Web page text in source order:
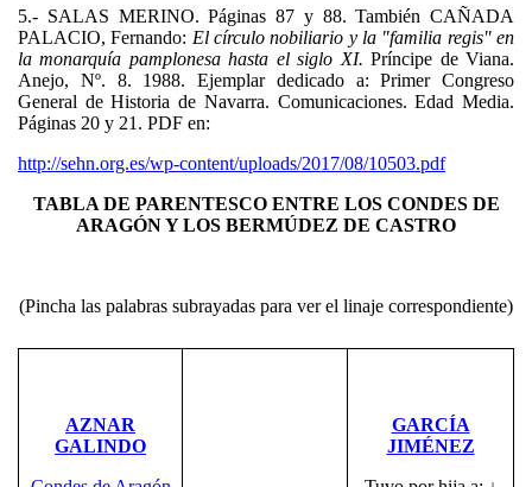
5.- SALAS MERINO. Páginas 87 y 88. También CAÑADA
PALACIO, Fernando: El círculo nobiliario y la "familia regis" en
la monarquía pamplonesa hasta el siglo XI.Príncipe de Viana.
Anejo, Nº. 8. 1988. Ejemplar dedicado a: Primer Congreso
General de Historia de Navarra. Comunicaciones. Edad Media.
Páginas 20 y 21. PDF en:
http://sehn.org.es/wp-content/uploads/2017/08/10503.pdf
TABLA DE PARENTESCO ENTRE LOS CONDES DE
ARAGÓN Y LOS BERMÚDEZ DE CASTRO
(Pincha las palabras subrayadas para ver el linaje correspondiente)
AZNAR
GALINDO
GARCÍA
JIMÉNEZ